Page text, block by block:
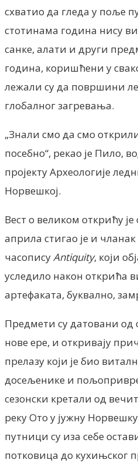
схватио да гледа у поље
стотинама година нису
санке, алати и други
година, коришћени у
лежали су да површини
глобалног загревања.
„Знали смо да смо
посебно“, рекао је Пило,
пројекту Археологије
Норвешкој.
Вест о великом открићу
априла стигао је и
часописуAntiquity, који
уследило након открића
артефаката, буквално,
Предмети су датовани од
нове ере, и откривају
прелазу који је био
досељенике и
сезонски кретали од
реку Ото у јужну
путници су иза себе
потковица до кухињског